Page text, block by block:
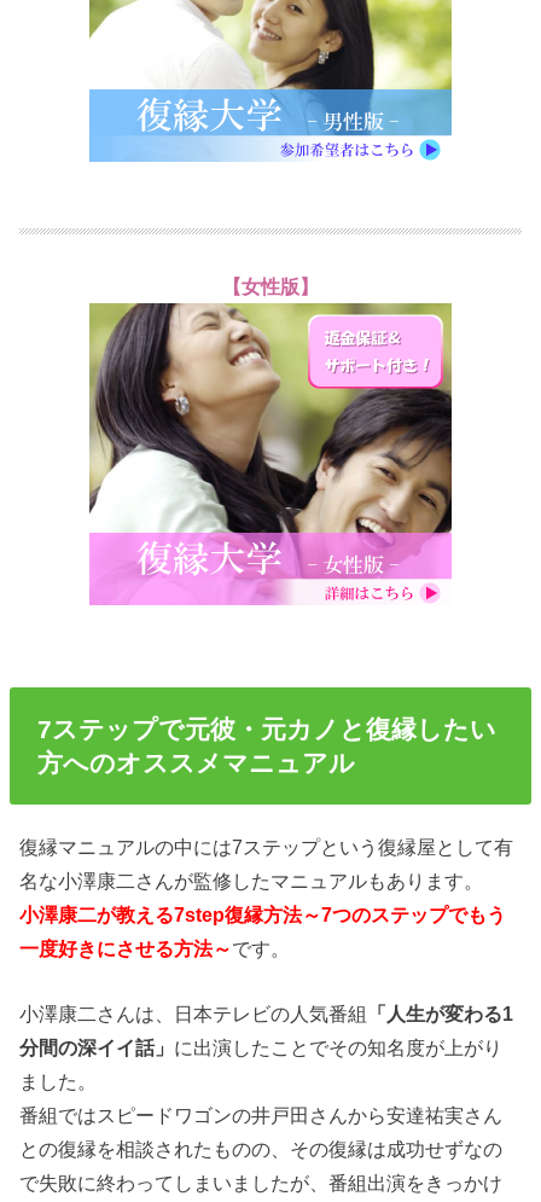
【女性版】
7ステップで元彼・元カノと復縁したい
方へのオススメマニュアル
復縁マニュアルの中には7ステップという復縁屋として有
名な小澤康二さんが監修したマニュアルもあります。
小澤康二が教える7step復縁方法～7つのステップでもう
一度好きにさせる方法～です。
小澤康二さんは、日本テレビの人気番組
「人生が変わる1
分間の深イイ話」 に出演したことでその知名度が上がり
ました。
番組ではスピードワゴンの井戸田さんから安達祐実さん
との復縁を相談されたものの、その復縁は成功せずなの
で失敗に終わってしまいましたが、番組出演をきっかけ